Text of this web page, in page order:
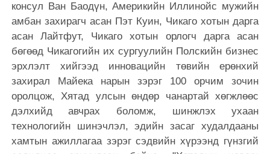
консул Ван Баодүн, Америкийн Иллинойс мужийн
амбан захирагч асан Пэт Куин, Чикаго хотын дарга
асан Лайтфут, Чикаго хотын орлогч дарга асан
бөгөөд Чикагогийн их сургуулийн Полскийн бизнес
эрхлэлт хийгээд инновацийн төвийн ерөнхий
захирал Майека нарын зэрэг 100 орчим зочин
оролцож, Хятад улсын өндөр чанартай хөгжлөөс
дэлхийд авчрах боломж, шинжлэх ухаан
технологийн шинэчлэл, эдийн засаг худалдааны
хамтын ажиллагаа зэрэг сэдвийн хүрээнд гүнзгий